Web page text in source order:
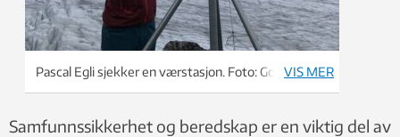
Pascal Egli sjekker en værstasjon. Foto: GothecaVIS MER
Samfunnssikkerhet og beredskap er en viktig del av